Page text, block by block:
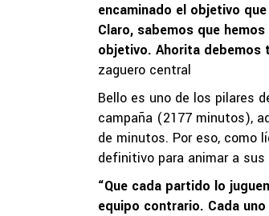
encaminado el objetivo
Claro, sabemos que
objetivo. Ahorita debemos
zaguero central
Bello es uno de los pilares
campaña (2177 minutos),
de minutos. Por eso, como
definitivo para animar a
“Que cada partido lo
equipo contrario. Cada